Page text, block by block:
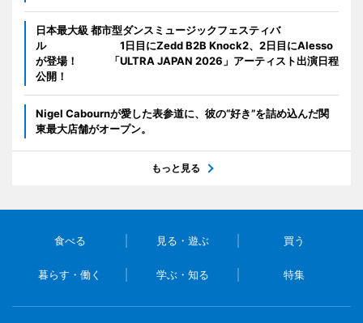
日本最大級 都市型ダンスミュージックフェスティバ
ル 1日目にZedd B2B Knock2、2日目にAlesso
が登場！ 「ULTRA JAPAN 2026」アーティスト出演日程
公開！
Nigel Cabournが愛した表参道に、彼の“好き”を詰め込んだ関
東最大店舗がオープン。
もっと見る
食べる 見る・遊ぶ 買う
暮らす・働く 学ぶ・知る 特集